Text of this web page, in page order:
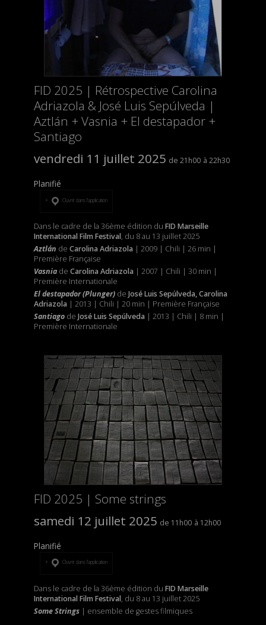
FID 2025 | Rétrospective Carolina
Adriazola & José Luis Sepúlveda |
Aztlán + Vasnia + El destapador +
Santiago
vendredi 11 juillet 2025
21h00 22h30
Planifié
Ouvrir dans l’application
Dans le cadre de la 36ème édition du FID Marseille
International Film Festival, du 8 au 13 juillet 2025
Aztlán de Carolina Adriazola | 2009 | Chili | 26 min |
Première Française
Vasniade Carolina Adriazola | 2007 | Chili | 30 min |
Première Internationale
El destapador (Plunger)de José Luis Sepúlveda, Carolina
Adriazola | 2013 | Chili | 20 min | Première Française
Santiagode José Luis Sepúlveda | 2013 | Chili | 8 min |
Première Internationale
FID 2025 | Some strings
samedi 12 juillet 2025
11h00 12h00
Planifié
Ouvrir dans l’application
Dans le cadre de la 36ème édition du FID Marseille
International Film Festival, du 8 au 13 juillet 2025
Some Strings| ensemble de gestes filmiques